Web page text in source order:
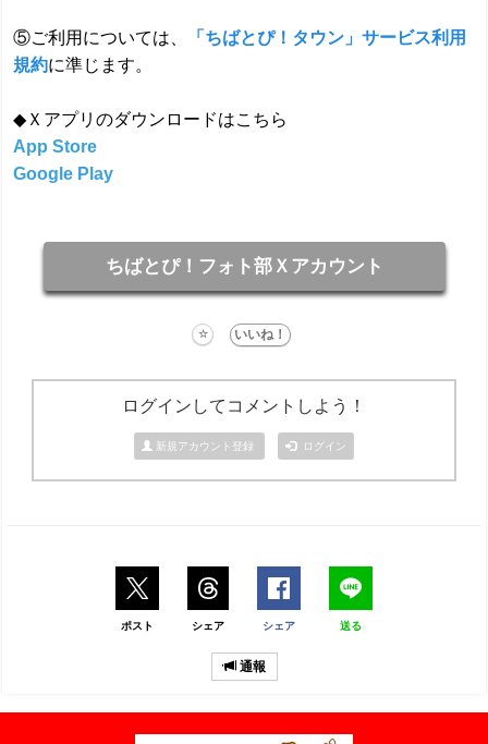
⑤ご利用については、
「ちばとぴ！タウン」サービス利用
規約に準じます。
◆Ｘアプリのダウンロードはこちら
App Store
Google Play
ちばとぴ！フォト部Ｘアカウント
ログインしてコメントしよう！
新規アカウント登録 ログイン
ポスト シェア シェア 送る
通報